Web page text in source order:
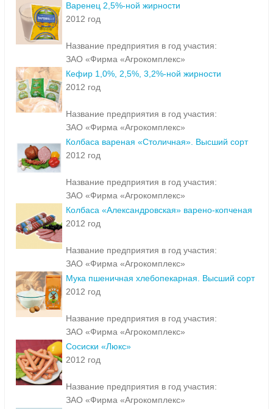
Варенец 2,5%-ной жирности
2012 год
Название предприятия в год участия:
ЗАО «Фирма «Агрокомплекс»
Кефир 1,0%, 2,5%, 3,2%-ной жирности
2012 год
Название предприятия в год участия:
ЗАО «Фирма «Агрокомплекс»
Колбаса вареная «Столичная». Высший сорт
2012 год
Название предприятия в год участия:
ЗАО «Фирма «Агрокомплекс»
Колбаса «Александровская» варено-копченая
2012 год
Название предприятия в год участия:
ЗАО «Фирма «Агрокомплекс»
Мука пшеничная хлебопекарная. Высший сорт
2012 год
Название предприятия в год участия:
ЗАО «Фирма «Агрокомплекс»
Сосиски «Люкс»
2012 год
Название предприятия в год участия:
ЗАО «Фирма «Агрокомплекс»